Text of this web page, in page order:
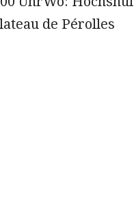
de Pérolles​​